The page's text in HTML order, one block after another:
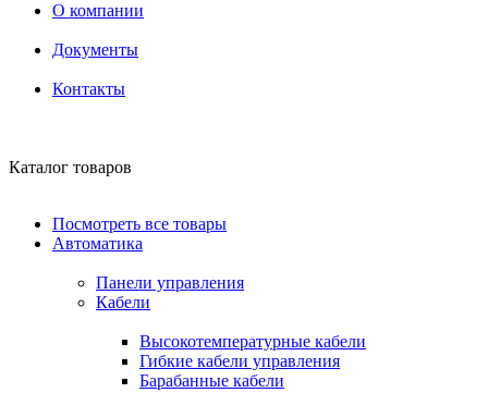
О компании
Документы
Контакты
Каталог товаров
Посмотреть все товары
Автоматика
Панели управления
Кабели
Высокотемпературные кабели
Гибкие кабели управления
Барабанные кабели